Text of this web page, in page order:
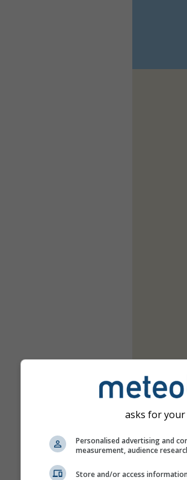
asks for
Personalised advertising and
measurement, audience
Store and/or access